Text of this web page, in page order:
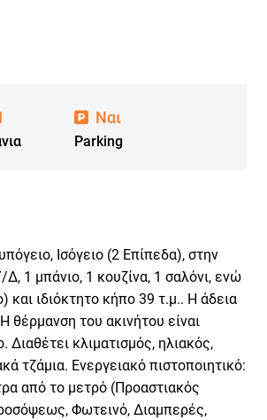
Ναι
Parking
Ισόγειο (2 Επίπεδα), στην
1 μπάνιο, 1 κουζίνα, 1 σαλόνι, ενώ
και ιδιόκτητο κήπο 39 τ.μ.. Η άδεια
θέρμανση του ακινήτου είναι
κλιματισμός, ηλιακός,
τζάμια. Ενεργειακό πιστοποιητικό:
από το μετρό (Προαστιακός
Φωτεινό, Διαμπερές,